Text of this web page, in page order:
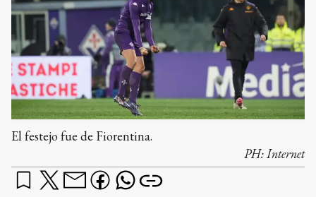
El festejo fue de Fiorentina.
PH:Internet